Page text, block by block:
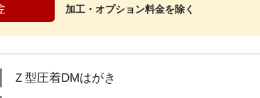
加工・オプション料金を除く
Ｚ型圧着DMはがき